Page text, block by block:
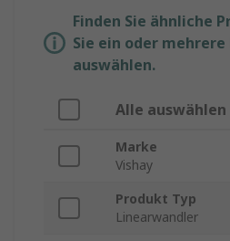
Finden Sie ähnliche
Sie ein oder
auswählen.
Alle auswählen
Marke
Vishay
Produkt Typ
Linearwandler